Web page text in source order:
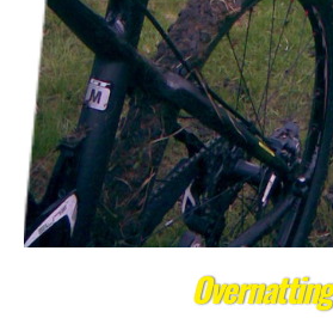
Overnatting